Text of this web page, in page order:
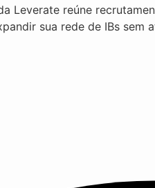
Leverate reúne
sua rede de IBs sem